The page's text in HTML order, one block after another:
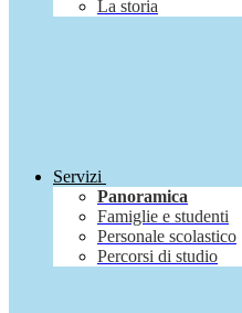
La storia
Servizi
Panoramica
Famiglie e studenti
Personale scolastico
Percorsi di studio